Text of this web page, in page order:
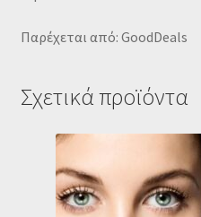
Παρέχεται από: GoodDeals
Σχετικά προϊόντα